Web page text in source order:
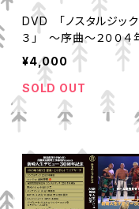
DVD 「ノスタルジック
３」 ～序曲～２００４
２月３日後楽園ホール
ジタJrハヤトデビュー戦
¥4,000
SOLD OUT